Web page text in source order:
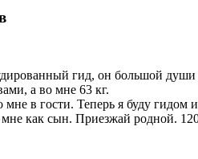
гид, он большой
а во мне 63 кг.
в гости. Теперь я буду
как сын. Приезжай родной.